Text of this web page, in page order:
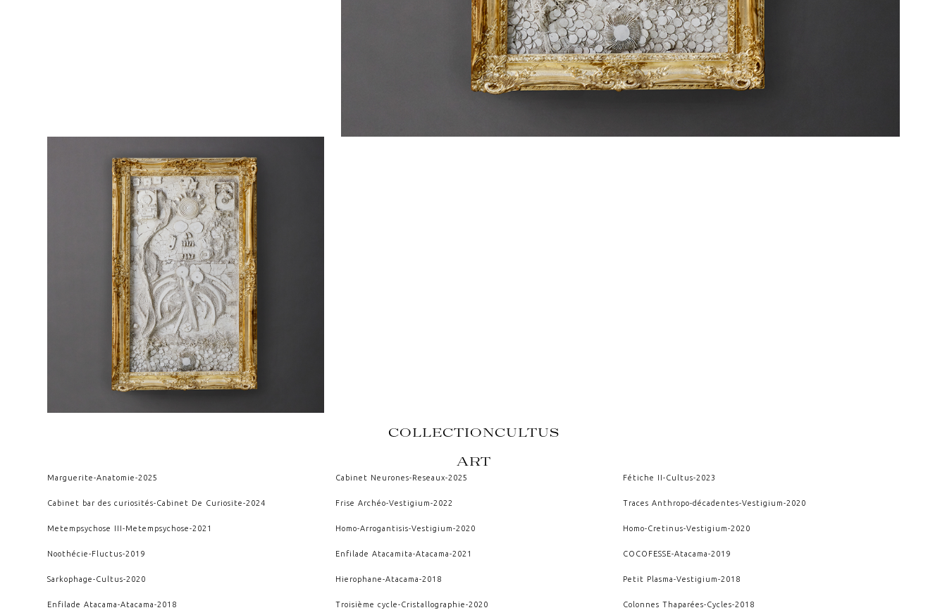
COLLECTIONCULTUS
ART
Marguerite-Anatomie-2025 Cabinet Neurones-Reseaux-2025 Fétiche II-Cultus-2023
Cabinet bar des curiosités-Cabinet De Curiosite-2024 Frise Archéo-Vestigium-2022 Traces Anthropo-décadentes-Vestigium-2020
Metempsychose III-Metempsychose-2021 Homo-Arrogantisis-Vestigium-2020 Homo-Cretinus-Vestigium-2020
Noothécie-Fluctus-2019 Enfilade Atacamita-Atacama-2021 COCOFESSE-Atacama-2019
Sarkophage-Cultus-2020 Hierophane-Atacama-2018 Petit Plasma-Vestigium-2018
Enfilade Atacama-Atacama-2018 Troisième cycle-Cristallographie-2020 Colonnes Thaparées-Cycles-2018